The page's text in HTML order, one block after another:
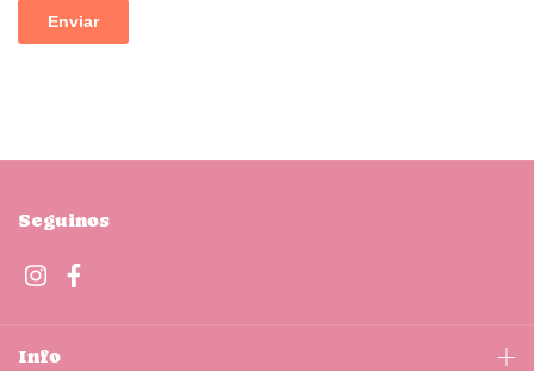
Seguinos
Info